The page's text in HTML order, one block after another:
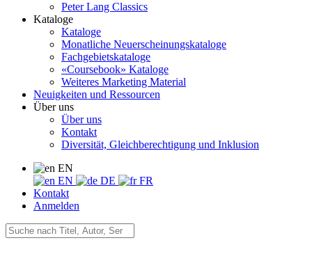
Peter Lang Classics
Kataloge
Kataloge
Monatliche Neuerscheinungskataloge
Fachgebietskataloge
«Coursebook» Kataloge
Weiteres Marketing Material
Neuigkeiten und Ressourcen
Über uns
Über uns
Kontakt
Diversität, Gleichberechtigung und Inklusion
EN
EN
DE
FR
Kontakt
Anmelden